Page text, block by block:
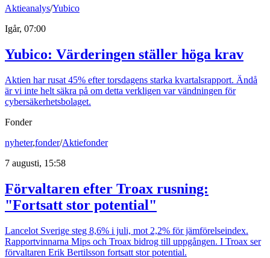
Aktieanalys/Yubico
Igår, 07:00
Yubico: Värderingen ställer höga krav
Aktien har rusat 45% efter torsdagens starka kvartalsrapport. Ändå
är vi inte helt säkra på om detta verkligen var vändningen för
cybersäkerhetsbolaget.
Fonder
nyheter,fonder/Aktiefonder
7 augusti, 15:58
Förvaltaren efter Troax rusning:
"Fortsatt stor potential"
Lancelot Sverige steg 8,6% i juli, mot 2,2% för jämförelseindex.
Rapportvinnarna Mips och Troax bidrog till uppgången. I Troax ser
förvaltaren Erik Bertilsson fortsatt stor potential.